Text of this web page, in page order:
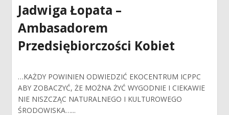
Jadwiga Łopata –
Ambasadorem
Przedsiębiorczości Kobiet
…KAŻDY POWINIEN ODWIEDZIĆ EKOCENTRUM ICPPC
ABY ZOBACZYĆ, ŻE MOŻNA ŻYĆ WYGODNIE I CIEKAWIE
NIE NISZCZĄC NATURALNEGO I KULTUROWEGO
ŚRODOWISKA…...